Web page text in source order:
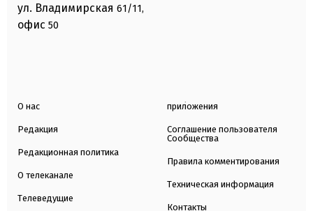
ул. Владимирская 61/11,
офис 50
О нас
Редакция
Редакционная политика
О телеканале
Телеведущие
приложения
Соглашение пользователя
Сообщества
Правила комментирования
Техническая информация
Контакты